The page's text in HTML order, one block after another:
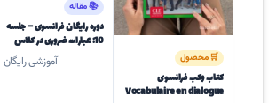
🛒 محصول
کتاب وکب فرانسوی
Vocabulaire en dialogue
📚 مقاله
دوره رایگان فرانسوی – جلسه
10: عبارات ضروری در کلاس
فرانسه و برقراری ارتباطآموزشی رایگان